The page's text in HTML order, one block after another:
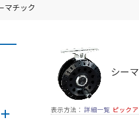
マチック
シー
表示方法： 詳細一覧 ピック